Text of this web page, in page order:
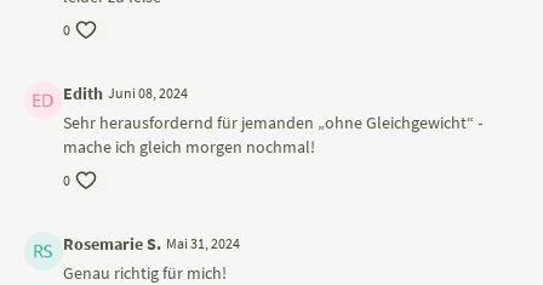
YogaEasy-Qualität entspricht.
0
Edith Juni 08, 2024
Sehr herausfordernd für jemanden „ohne Gleichgewicht“ -
mache ich gleich morgen nochmal!
0
Rosemarie S. Mai 31, 2024
Genau richtig für mich!